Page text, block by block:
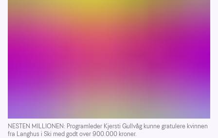
NESTEN MILLIONEN: Programleder Kjersti Gullvåg kunne gratulere kvinnen
fra Langhus i Ski med godt over 900.000 kroner.